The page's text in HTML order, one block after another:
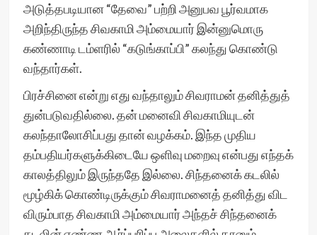
அடுத்தபடியான “தேவை” பற்றி அனுபவ பூர்வமாக
அறிந்திருந்த சிவகாமி அம்மையார் இன்னுமொரு
கண்ணாடி டம்ளரில் “கடுங்காப்பி” கலந்து கொண்டு
வந்தார்கள்.
பிரச்சினை என்று எது வந்தாலும் சிவராமன் தனித்துத்
துன்படுவதில்லை. தன் மனைவி சிவகாமியுடன்
கலந்தாலோசிப்பது தான் வழக்கம். இந்த முதிய
தம்பதியர்களுக்கிடையே ஒளிவு மறைவு என்பது எந்தக்
காலத்திலும் இருந்ததே இல்லை. சிந்தனைக் கடலில்
மூழ்கிக் கொண்டிருக்கும் சிவராமனைத் தனித்து விட
விரும்பாத சிவகாமி அம்மையார் அந்தச் சிந்தனைக்